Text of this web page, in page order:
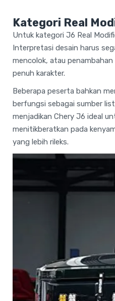
Kategori Real
Untuk kategori J6 Real
Interpretasi desain harus
mencolok, atau
penuh karakter.
Beberapa peserta bahkan
berfungsi sebagai sumber
menjadikan Chery J6 ideal
menitikberatkan pada
yang lebih rileks.